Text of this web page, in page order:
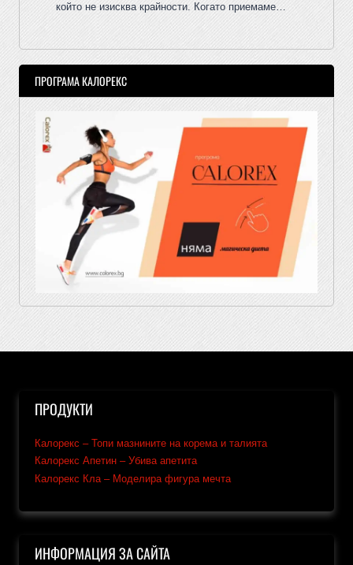
който не изисква крайности. Когато приемаме…
ПРОГРАМА КАЛОРЕКС
ПРОДУКТИ
Калорекс – Топи мазнините на корема и талията
Калорекс Апетин – Убива апетита
Калорекс Кла – Моделира фигура мечта
ИНФОРМАЦИЯ ЗА САЙТА